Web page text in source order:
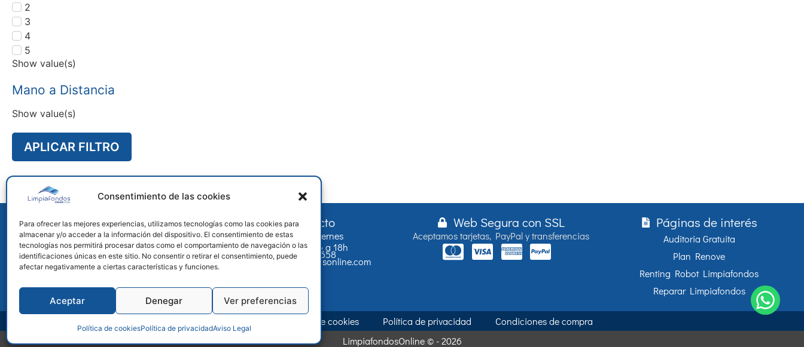
Consentimiento de las cookies
Para ofrecer las mejores experiencias, utilizamos tecnologías como las cookies para
almacenar y/o acceder a la información del dispositivo. El consentimiento de estas
tecnologías nos permitirá procesar datos como el comportamiento de navegación o las
identificaciones únicas en este sitio. No consentir o retirar el consentimiento, puede
afectar negativamente a ciertas características y funciones.
Aceptar Denegar Ver preferencias
Política de cookiesPolítica de privacidadAviso Legal
2
3
4
5
Show value(s)
Mano a Distancia
Show value(s)
APLICAR FILTRO
La mejor tienda
Limpiafondos de piscinas
Encontrarás el mejor asesoramiento sobre el
limpiafondos que necesitas para tu piscina.
Contacto
Lunes a Viernes
9 a 14h y 16 a 18h
658 187 658
info@limpiafondosonline.com
Web Segura con SSL
Aceptamos tarjetas, PayPal y transferencias
Páginas de interés
Auditoria Gratuita
Plan Renove
Renting Robot Limpiafondos
Reparar Limpiafondos
Política de cookies Política de privacidad
Condiciones de compra
LimpiafondosOnline © - 2026